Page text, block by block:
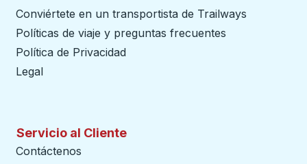
Conviértete en un transportista de Trailways
Políticas de viaje y preguntas frecuentes
Política de Privacidad
Legal
Servicio al Cliente
Contáctenos